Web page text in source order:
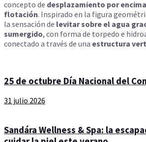
concepto de desplazamiento por
flotación. Inspirado en la figura
la sensación de levitar sobre el agua
sumergido, con forma de torpedo e
conectado a través de una estructura
25 de octubre Día Nacional del
31 julio 2026
Sandára Wellness & Spa: la